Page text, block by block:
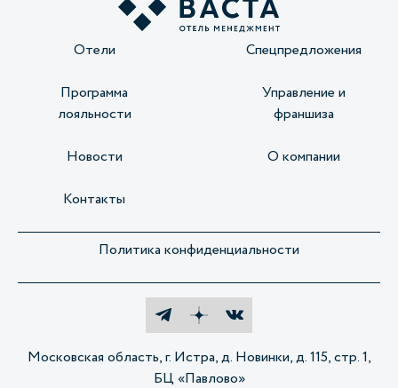
Отели Спецпредложения
Программа
лояльности
Управление и
франшиза
Новости О компании
Контакты
Политика конфиденциальности
Московская область, г. Истра, д. Новинки, д. 115, стр. 1,
БЦ «Павлово»